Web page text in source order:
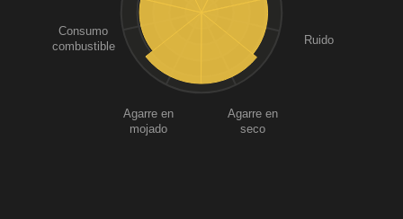
Ruido
Agarre en
seco
Agarre en
mojado
Consumo
combustible